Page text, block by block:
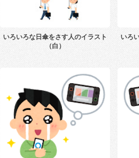
いろいろな日傘をさす人のイラスト
（白）
いろ